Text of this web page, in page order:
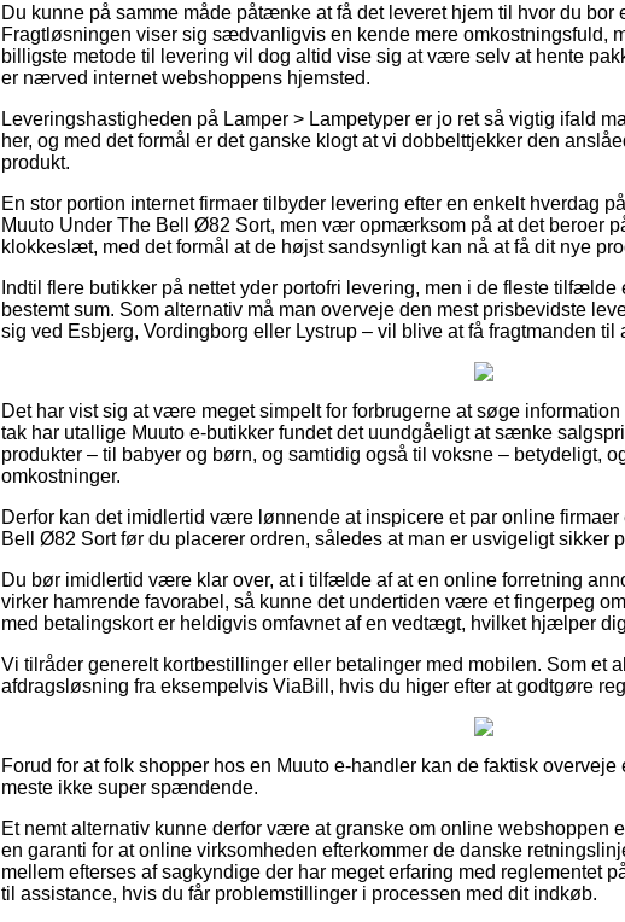
Du kunne på samme måde påtænke at få det leveret hjem til hvor du bor
Fragtløsningen viser sig sædvanligvis en kende mere omkostningsfuld,
billigste metode til levering vil dog altid vise sig at være selv at hente
er nærved internet webshoppens hjemsted.
Leveringshastigheden på Lamper > Lampetyper er jo ret så vigtig ifald
her, og med det formål er det ganske klogt at vi dobbelttjekker den
produkt.
En stor portion internet firmaer tilbyder levering efter en enkelt hverdag
Muuto Under The Bell Ø82 Sort, men vær opmærksom på at det beroer
klokkeslæt, med det formål at de højst sandsynligt kan nå at få dit nye
Indtil flere butikker på nettet yder portofri levering, men i de fleste tilfælde
bestemt sum. Som alternativ må man overveje den mest prisbevidste
sig ved Esbjerg, Vordingborg eller Lystrup – vil blive at få fragtmanden
Det har vist sig at være meget simpelt for forbrugerne at søge
tak har utallige Muuto e-butikker fundet det uundgåeligt at sænke
produkter – til babyer og børn, og samtidig også til voksne – betydeligt,
omkostninger.
Derfor kan det imidlertid være lønnende at inspicere et par online
Bell Ø82 Sort før du placerer ordren, således at man er usvigeligt sikker
Du bør imidlertid være klar over, at i tilfælde af at en online forretning
virker hamrende favorabel, så kunne det undertiden være et fingerpeg
med betalingskort er heldigvis omfavnet af en vedtægt, hvilket hjælper
Vi tilråder generelt kortbestillinger eller betalinger med mobilen. Som et
afdragsløsning fra eksempelvis ViaBill, hvis du higer efter at godtgøre
Forud for at folk shopper hos en Muuto e-handler kan de faktisk
meste ikke super spændende.
Et nemt alternativ kunne derfor være at granske om online
en garanti for at online virksomheden efterkommer de danske
mellem efterses af sagkyndige der har meget erfaring med reglementet
til assistance, hvis du får problemstillinger i processen med dit indkøb.